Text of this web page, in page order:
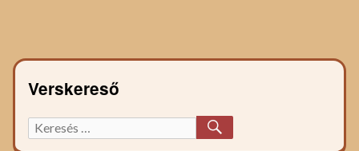
Verskereső
Keresett